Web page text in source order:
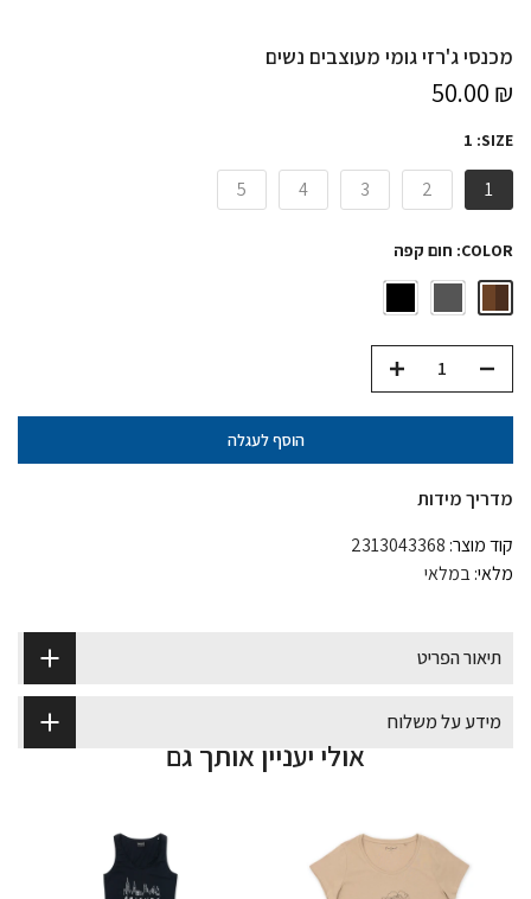
מכנסי ג'רזי גומי מעוצבים נשים
₪ 50.00
SIZE:
1
1
2
3
4
5
COLOR: חום קפה
הוסף לעגלה
מדריך מידות
קוד מוצר: 2313043368
מלאי:במלאי
תיאור הפריט
מידע על משלוח
אולי יעניין אותך גם